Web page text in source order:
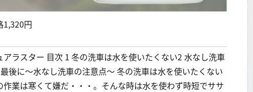
1,320円
ラスター 目次 1 冬の洗車は水を使いたくない2 水なし洗車
後に〜水なし洗車の注意点〜 冬の洗車は水を使いたくない
業は寒くて嫌だ・・・。そんな時は水を使わず時短でササ